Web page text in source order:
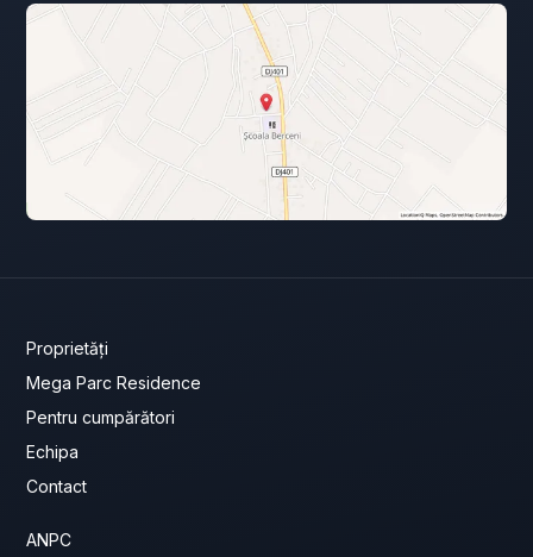
Proprietăți
Mega Parc Residence
Pentru cumpărători
Echipa
Contact
ANPC